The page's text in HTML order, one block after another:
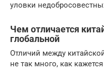
уловки
Чем отличается
глобальной
Отличий между
не так много, как кажется